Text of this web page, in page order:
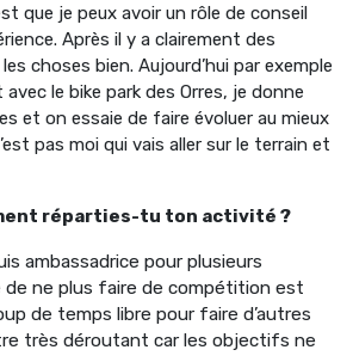
que je peux avoir un rôle de conseil
Après il y a clairement des
choses bien. Aujourd’hui par exemple
le bike park des Orres, je donne
et on essaie de faire évoluer au mieux
pas moi qui vais aller sur le terrain et
réparties-tu ton activité ?
ambassadrice pour plusieurs
de ne plus faire de compétition est
de temps libre pour faire d’autres
très déroutant car les objectifs ne